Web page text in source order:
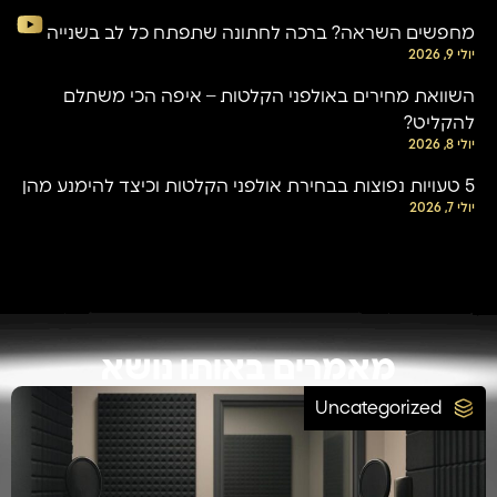
מחפשים השראה? ברכה לחתונה שתפתח כל לב בשנייה
יולי 9, 2026
השוואת מחירים באולפני הקלטות – איפה הכי משתלם
להקליט?
יולי 8, 2026
5 טעויות נפוצות בבחירת אולפני הקלטות וכיצד להימנע מהן
יולי 7, 2026
מאמרים באותו נושא
Uncategorized